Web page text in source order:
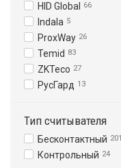
HID Global 66
Indala 5
ProxWay 26
Temid 83
ZKTeco 27
РусГард 13
Тип считывателя
Бесконтактный 201
Контрольный 24